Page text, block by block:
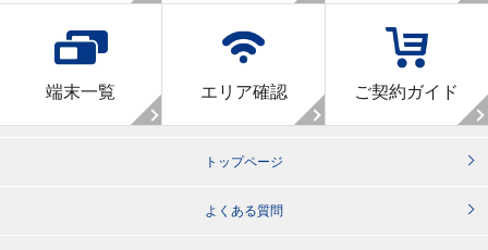
端末一覧 エリア確認 ご契約ガイド
トップページ
よくある質問